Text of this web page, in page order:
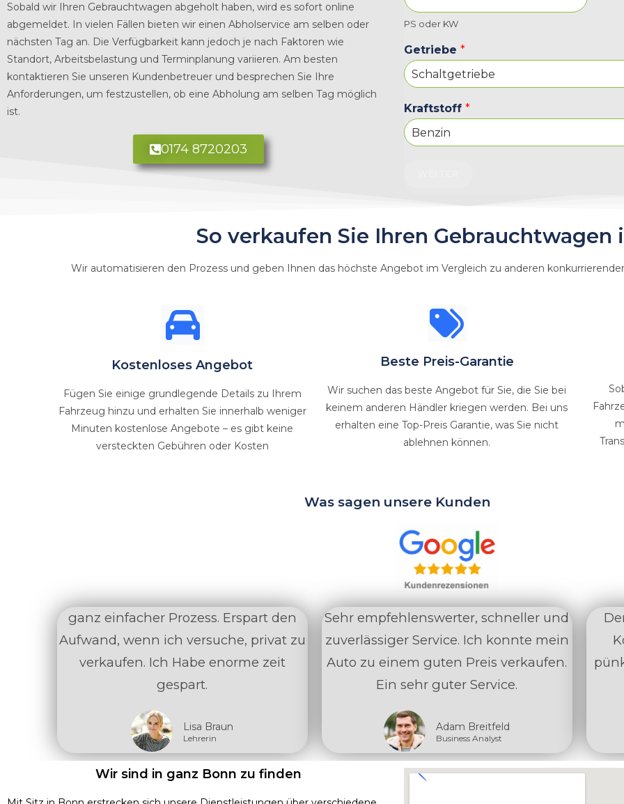
Sobald wir Ihren Gebrauchtwagen abgeholt haben, wird es sofort online
abgemeldet. In vielen Fällen bieten wir einen Abholservice am selben oder
nächsten Tag an. Die Verfügbarkeit kann jedoch je nach Faktoren wie
Standort, Arbeitsbelastung und Terminplanung variieren. Am besten
kontaktieren Sie unseren Kundenbetreuer und besprechen Sie Ihre
Anforderungen, um festzustellen, ob eine Abholung am selben Tag möglich
ist.
0174 8720203
PS oder KW
Getriebe *
Kraftstoff *
So verkaufen Sie Ihren Gebrauchtwagen
Wir automatisieren den Prozess und geben Ihnen das höchste Angebot im Vergleich zu anderen
Kostenloses Angebot
Fügen Sie einige grundlegende Details zu Ihrem
Fahrzeug hinzu und erhalten Sie innerhalb weniger
Minuten kostenlose Angebote – es gibt keine
versteckten Gebühren oder Kosten
Beste Preis-Garantie
Wir suchen das beste Angebot für Sie, die Sie bei
keinem anderen Händler kriegen werden. Bei uns
erhalten eine Top-Preis Garantie, was Sie nicht
ablehnen können.
Was sagen unsere Kunden
ganz einfacher Prozess. Erspart den
Aufwand, wenn ich versuche, privat zu
verkaufen. Ich Habe enorme zeit
gespart.
Lisa Braun
Lehrerin
Sehr empfehlenswerter, schneller und
zuverlässiger Service. Ich konnte mein
Auto zu einem guten Preis verkaufen.
Ein sehr guter Service.
Adam Breitfeld
Business Analyst
Wir sind in ganz Bonn zu finden